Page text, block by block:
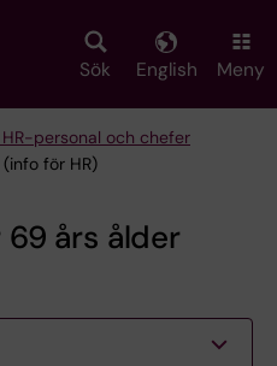
Sök English Meny
personal och chefer
för HR)
års ålder